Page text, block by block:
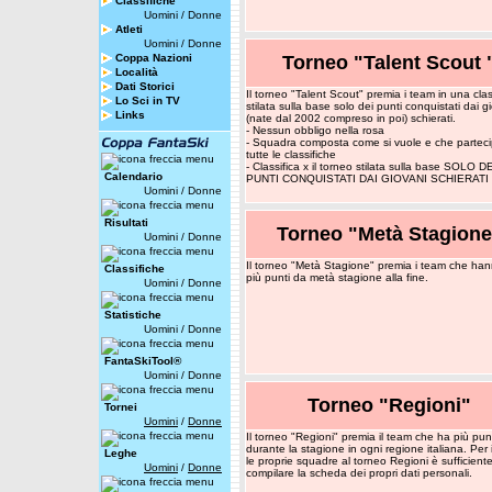
Uomini / Donne
Atleti
Uomini / Donne
Coppa Nazioni
Località
Dati Storici
Lo Sci in TV
Links
Calendario
Uomini / Donne
Risultati
Uomini / Donne
Classifiche
Uomini / Donne
Statistiche
Uomini / Donne
FantaSkiTool®
Uomini / Donne
Tornei
Uomini / Donne
Leghe
Uomini / Donne
Torneo "Talent Scout
Il torneo "Talent Scout" premia i team in una
stilata sulla base solo dei punti conquistati dai
(nate dal 2002 compreso in poi) schierati.
- Nessun obbligo nella rosa
- Squadra composta come si vuole e che
tutte le classifiche
- Classifica x il torneo stilata sulla base SOLO
PUNTI CONQUISTATI DAI GIOVANI SCHIERATI
Torneo "Metà
Il torneo "Metà Stagione" premia i team che
più punti da metà stagione alla fine.
Torneo "Regioni"
Il torneo "Regioni" premia il team che ha più
durante la stagione in ogni regione italiana. Per
le proprie squadre al torneo Regioni è sufficiente
compilare la scheda dei propri dati personali.